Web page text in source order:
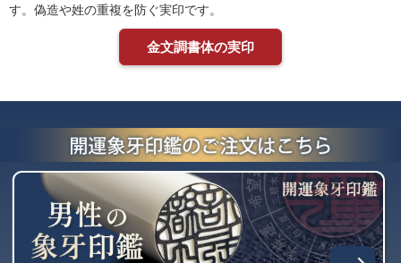
す。偽造や姓の重複を防ぐ実印です。
金文調書体の実印